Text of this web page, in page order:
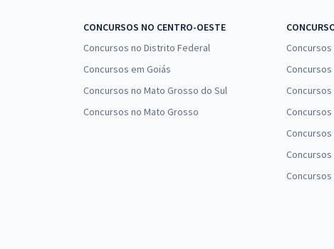
CONCURSOS NO CENTRO-OESTE
Concursos no Distrito Federal
Concursos em Goiás
Concursos no Mato Grosso do Sul
Concursos no Mato Grosso
Concursos
Concursos
Concursos
Concursos
Concursos